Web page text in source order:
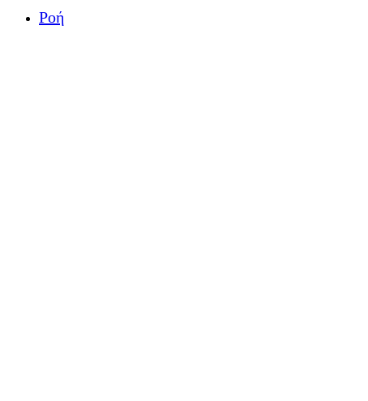
Ροή